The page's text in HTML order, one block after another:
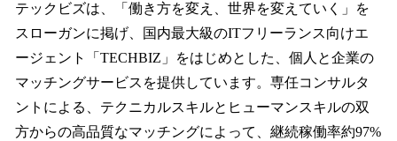
テックビズは、「働き方を変え、世界を変えていく」を
スローガンに掲げ、国内最大級のITフリーランス向けエ
ージェント「TECHBIZ」をはじめとした、個人と企業の
マッチングサービスを提供しています。専任コンサルタ
ントによる、テクニカルスキルとヒューマンスキルの双
方からの高品質なマッチングによって、継続稼働率約97%